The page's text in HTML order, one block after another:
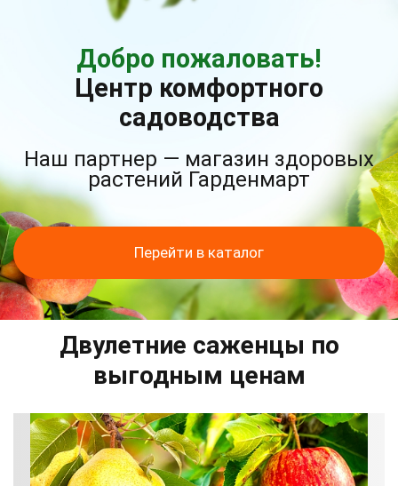
Добро пожаловать!
Центр комфортного
садоводства
Наш партнер — магазин здоровых
растений Гарденмарт
Перейти в каталог
Двулетние саженцы по
выгодным ценам